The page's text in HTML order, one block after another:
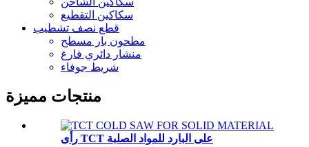
سكاكين التقطيع
قطع نصف تشطيب
مطحون بار مسطح
منشار دائري فارغ
شريط جوفاء
منتجات مميزة
رأى TCT على البارد للمواد الصلبة